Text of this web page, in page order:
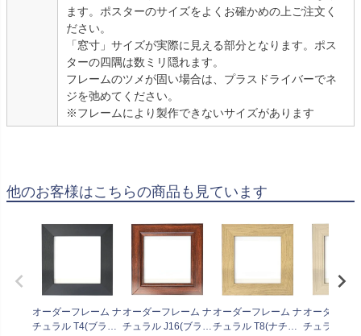
ます。ポスターのサイズをよくお確かめの上ご注文く
ださい。
「窓寸」サイズが実際に見える部分となります。ポス
ターの四隅は数ミリ隠れます。
フレームのツメが固い場合は、プラスドライバーでネ
ジを弛めてください。
※フレームにより製作できないサイズがあります
他のお客様はこちらの商品も見ています
オーダーフレーム ナ
チュラル T4(ブラッ
オーダーフレーム ナ
チュラル J16(ブラウ
オーダーフレーム ナ
チュラル T8(ナチュ
オーダーフ
チュラル